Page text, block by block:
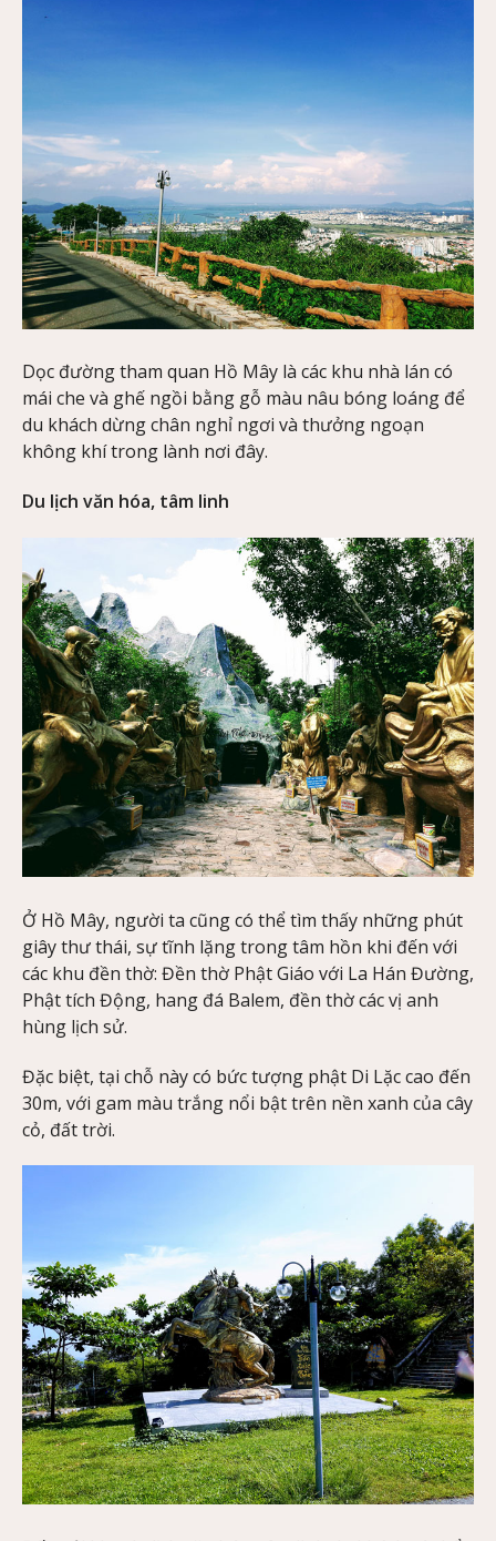
Dọc đường tham quan Hồ Mây là các khu nhà lán có
mái che và ghế ngồi bằng gỗ màu nâu bóng loáng để
du khách dừng chân nghỉ ngơi và thưởng ngoạn
không khí trong lành nơi đây.
Du lịch văn hóa, tâm linh
Ở Hồ Mây, người ta cũng có thể tìm thấy những phút
giây thư thái, sự tĩnh lặng trong tâm hồn khi đến với
các khu đền thờ: Đền thờ Phật Giáo với La Hán Đường,
Phật tích Động, hang đá Balem, đền thờ các vị anh
hùng lịch sử.
Đặc biệt, tại chỗ này có bức tượng phật Di Lặc cao đến
30m, với gam màu trắng nổi bật trên nền xanh của cây
cỏ, đất trời.